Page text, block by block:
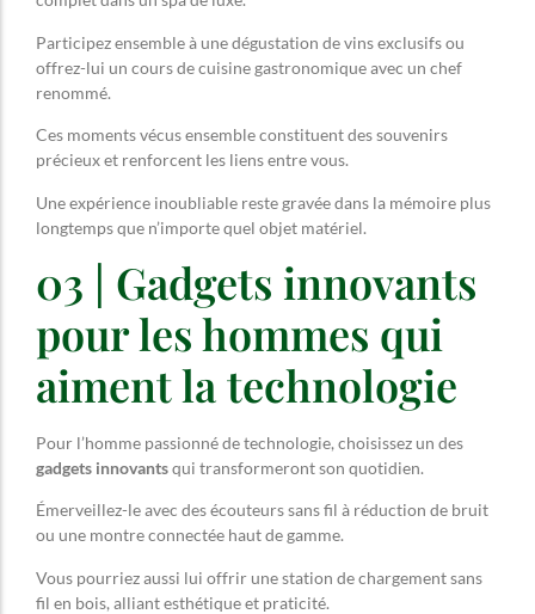
Participez ensemble à une dégustation de vins exclusifs ou
offrez-lui un cours de cuisine gastronomique avec un chef
renommé.
Ces moments vécus ensemble constituent des souvenirs
précieux et renforcent les liens entre vous.
Une expérience inoubliable reste gravée dans la mémoire plus
longtemps que n’importe quel objet matériel.
03 | Gadgets innovants
pour les hommes qui
aiment la technologie
Pour l’homme passionné de technologie, choisissez un des
gadgets innovantsqui transformeront son quotidien.
Émerveillez-le avec des écouteurs sans fil à réduction de bruit
ou une montre connectée haut de gamme.
Vous pourriez aussi lui offrir une station de chargement sans
fil en bois, alliant esthétique et praticité.